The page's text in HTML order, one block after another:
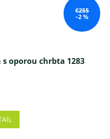
€255
–2 %
oporou chrbta 1283